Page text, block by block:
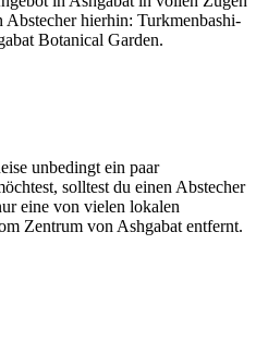
Abstecher hierhin: Turkmenbashi-
Botanical Garden.
unbedingt ein paar
solltest du einen Abstecher
eine von vielen lokalen
Zentrum von Ashgabat entfernt.